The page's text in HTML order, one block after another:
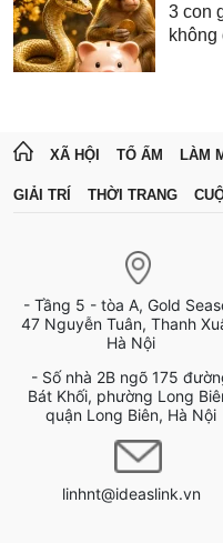
3 con
không
XÃ HỘI TỔ ẤM LÀM
GIẢI TRÍ THỜI TRANG
- Tầng 5 - tòa A, Gold
47 Nguyễn Tuân, Thanh
Hà Nội
- Số nhà 2B ngõ 175
Bát Khối, phường Long
quận Long Biên, Hà Nội
linhnt@ideaslink.vn